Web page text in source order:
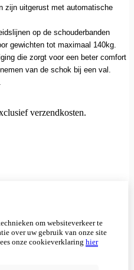
zijn uitgerust met automatische
op de schouderbanden
gewichten tot maximaal 140kg.
die zorgt voor een beter comfort
van de schok bij een val.
verzendkosten.
om websiteverkeer te
over uw gebruik van onze site
onze cookieverklaring hier